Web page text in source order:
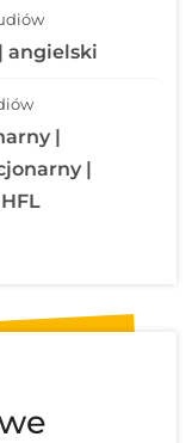
angielski
|
|